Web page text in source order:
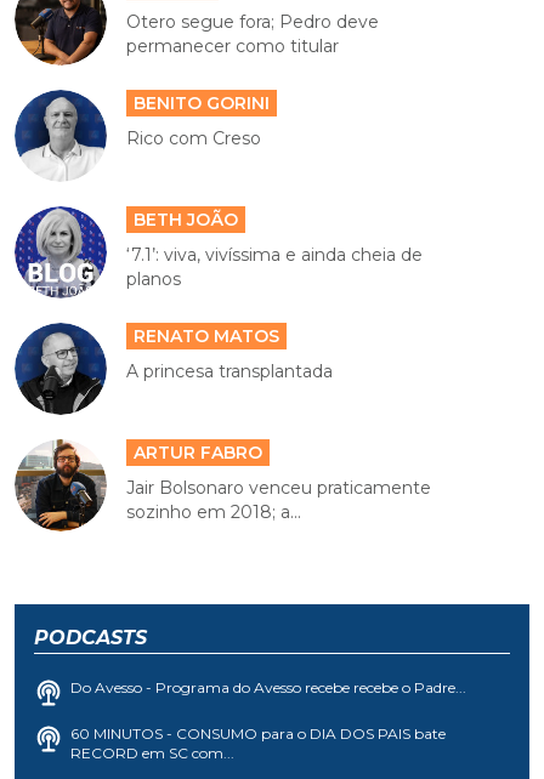
Otero segue fora; Pedro deve
permanecer como titular
BENITO GORINI
Rico com Creso
BETH JOÃO
‘7.1’: viva, vivíssima e ainda cheia de
planos
RENATO MATOS
A princesa transplantada
ARTUR FABRO
Jair Bolsonaro venceu praticamente
sozinho em 2018; a...
PODCASTS
Do Avesso - Programa do Avesso recebe recebe o Padre...
60 MINUTOS - CONSUMO para o DIA DOS PAIS bate
RECORD em SC com...